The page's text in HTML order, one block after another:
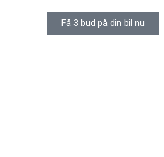
Få 3 bud på din bil nu